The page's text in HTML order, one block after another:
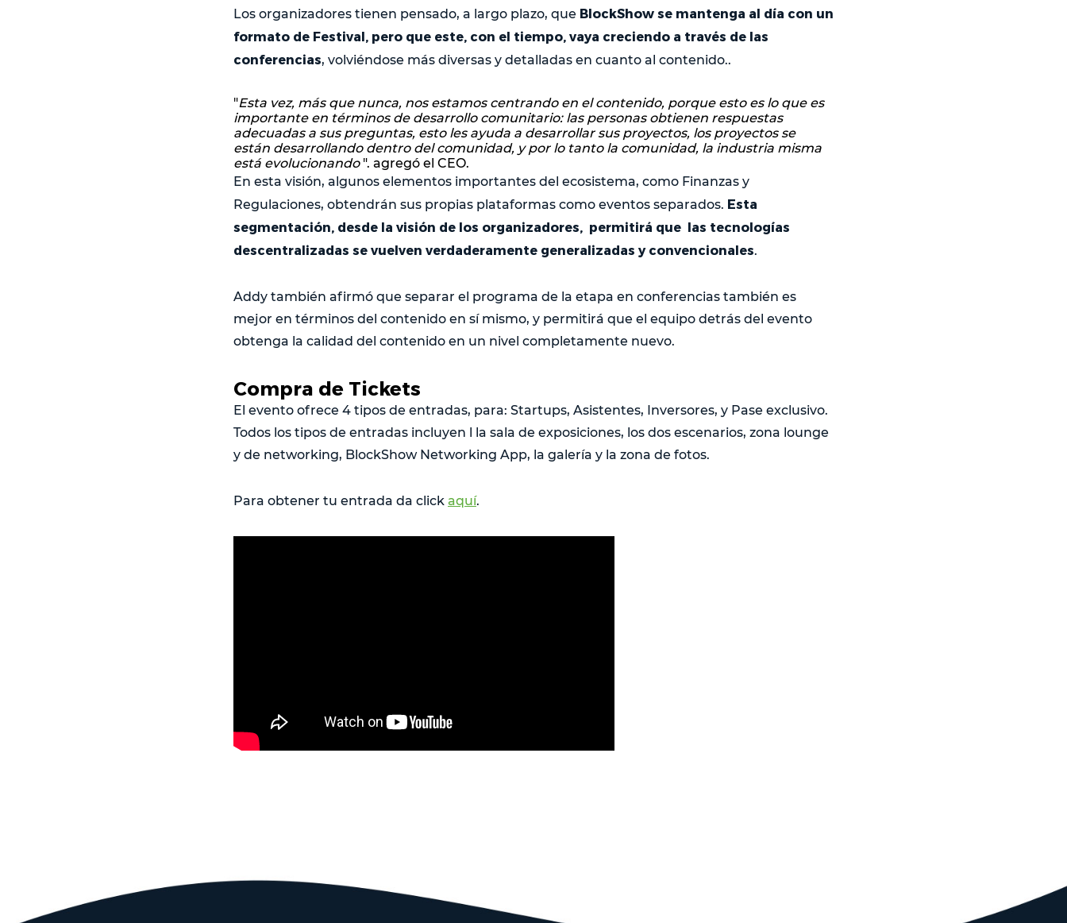
Los organizadores tienen pensado, a largo plazo, que BlockShow se mantenga al día con un
formato de Festival, pero que este, con el tiempo, vaya creciendo a través de las
conferencias, volviéndose más diversas y detalladas en cuanto al contenido..
"Esta vez, más que nunca, nos estamos centrando en el contenido, porque esto es lo que es
importante en términos de desarrollo comunitario: las personas obtienen respuestas
adecuadas a sus preguntas, esto les ayuda a desarrollar sus proyectos, los proyectos se
están desarrollando dentro del comunidad, y por lo tanto la comunidad, la industria misma
está evolucionando". agregó el CEO.
En esta visión, algunos elementos importantes del ecosistema, como Finanzas y
Regulaciones, obtendrán sus propias plataformas como eventos separados. Esta
segmentación, desde la visión de los organizadores, permitirá que las tecnologías
descentralizadas se vuelven verdaderamente generalizadas y convencionales.
Addy también afirmó que separar el programa de la etapa en conferencias también es
mejor en términos del contenido en sí mismo, y permitirá que el equipo detrás del evento
obtenga la calidad del contenido en un nivel completamente nuevo.
Compra de Tickets
El evento ofrece 4 tipos de entradas, para: Startups, Asistentes, Inversores, y Pase exclusivo.
Todos los tipos de entradas incluyen l la sala de exposiciones, los dos escenarios, zona lounge
y de networking, BlockShow Networking App, la galería y la zona de fotos.
Para obtener tu entrada da click aquí.